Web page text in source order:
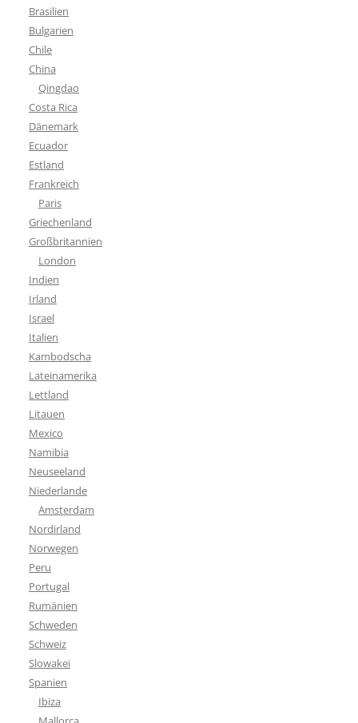
Brasilien
Bulgarien
Chile
China
Qingdao
Costa Rica
Dänemark
Ecuador
Estland
Frankreich
Paris
Griechenland
Großbritannien
London
Indien
Irland
Israel
Italien
Kambodscha
Lateinamerika
Lettland
Litauen
Mexico
Namibia
Neuseeland
Niederlande
Amsterdam
Nordirland
Norwegen
Peru
Portugal
Rumänien
Schweden
Schweiz
Slowakei
Spanien
Ibiza